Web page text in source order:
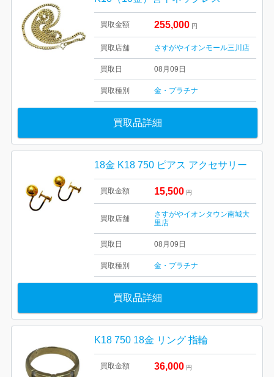
買取金額 255,000 円
買取店舗 さすがやイオンモール三川店
買取日 08月09日
買取種別 金・プラチナ
買取品詳細
18金 K18 750 ピアス アクセサリー
買取金額 15,500 円
買取店舗
さすがやイオンタウン南城大
里店
買取日 08月09日
買取種別 金・プラチナ
買取品詳細
K18 750 18金 リング 指輪
買取金額 36,000 円